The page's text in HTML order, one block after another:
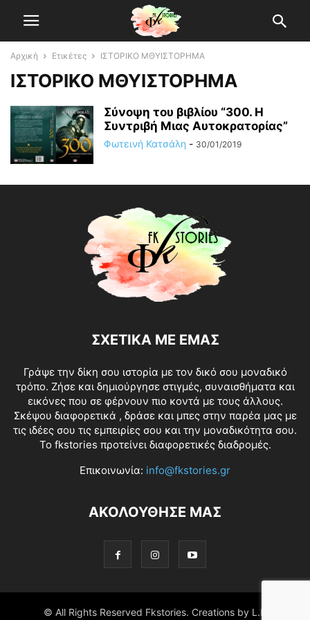
Αρχική Ετικέτες ΙΣΤΟΡΙΚΟ ΜΘΥΙΣΤΟΡΗΜΑ
ΙΣΤΟΡΙΚΟ ΜΘΥΙΣΤΟΡΗΜΑ
Σύνοψη του βιβλίου “300. Η
Συντριβή Μιας Αυτοκρατορίας”
Φωτεινή Κατσάλη - 30/01/2019
ΣΧΕΤΙΚΑ ΜΕ ΕΜΑΣ
Γράψε την δίκη σου ιστορία με τον δικό σου μοναδικό
τρόπο. Ζήσε και δημιούργησε στιγμές, συναισθήματα και
εικόνες που σε φέρνουν πιο κοντά με τους άλλους.
Σκέψου διαφορετικά , δράσε και μπες στην παρέα μας με
τις ιδέες σου τις εμπειρίες σου και την μοναδικότητα σου.
Το fkstories προτείνει διαφορετικές διαδρομές.
Επικοινωνία: info@fkstories.gr
ΑΚΟΛΟΥΘΗΣΕ ΜΑΣ
© All Rights Reserved Fkstories. Creations by L.K